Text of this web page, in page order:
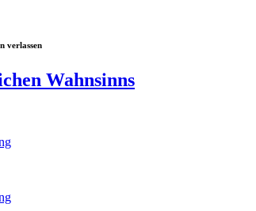
verlassen
Wahnsinns